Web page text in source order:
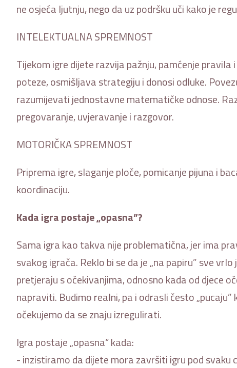
ne osjeća ljutnju, nego da uz podršku uči kako je
INTELEKTUALNA SPREMNOST
Tijekom igre dijete razvija pažnju, pamćenje
poteze, osmišljava strategiju i donosi odluke.
razumijevati jednostavne matematičke odnose.
pregovaranje, uvjeravanje i razgovor.
MOTORIČKA SPREMNOST
Priprema igre, slaganje ploče, pomicanje pijuna i
koordinaciju.
Kada igra postaje „opasna”?
Sama igra kao takva nije problematična, jer ima
svakog igrača. Reklo bi se da je „na papiru” sve
pretjeraju s očekivanjima, odnosno kada od djece
napraviti. Budimo realni, pa i odrasli često
očekujemo da se znaju izregulirati.
Igra postaje „opasna“ kada:
- inzistiramo da dijete mora završiti igru pod svaku